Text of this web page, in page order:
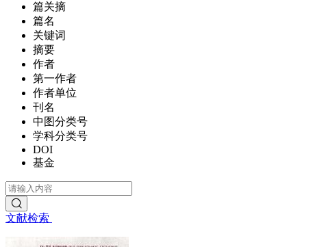
篇关摘
篇名
关键词
摘要
作者
第一作者
作者单位
刊名
中图分类号
学科分类号
DOI
基金
文献检索